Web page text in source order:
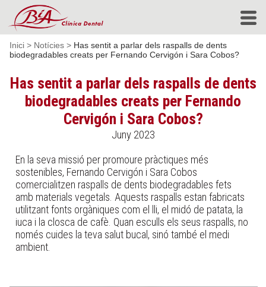
Inici > Notícies >Has sentit a parlar dels raspalls de dents
biodegradables creats per Fernando Cervigón i Sara Cobos?
Has sentit a parlar dels raspalls de dents
biodegradables creats per Fernando
Cervigón i Sara Cobos?
Juny 2023
En la seva missió per promoure pràctiques més
sostenibles, Fernando Cervigón i Sara Cobos
comercialitzen raspalls de dents biodegradables fets
amb materials vegetals. Aquests raspalls estan fabricats
utilitzant fonts orgàniques com el lli, el midó de patata, la
iuca i la closca de cafè. Quan esculls els seus raspalls, no
només cuides la teva salut bucal, sinó també el medi
ambient.